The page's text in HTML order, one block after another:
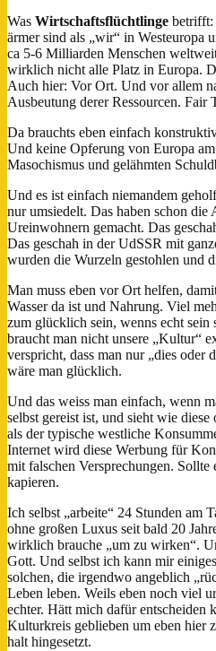
Was Wirtschaftsflüchtlinge
ärmer sind als „wir“ in Westeuropa
ca 5-6 Milliarden Menschen
wirklich nicht alle Platz in Europa.
Auch hier: Vor Ort. Und vor allem
Ausbeutung derer Ressourcen. Fair
Da brauchts eben einfach
Und keine Opferung von Europa
Masochismus und gelähmten
Und es ist einfach niemandem
nur umsiedelt. Das haben schon
Ureinwohnern gemacht. Das
Das geschah in der UdSSR mit
wurden die Wurzeln gestohlen und
Man muss eben vor Ort helfen,
Wasser da ist und Nahrung. Viel
zum glücklich sein, wenns echt
braucht man nicht unsere „Kultur“
verspricht, dass man nur „dies oder
wäre man glücklich.
Und das weiss man einfach, wenn
selbst gereist ist, und sieht wie
als der typische westliche
Internet wird diese Werbung für
mit falschen Versprechungen.
kapieren.
Ich selbst „arbeite“ 24 Stunden am
ohne großen Luxus seit bald 20
wirklich brauche „um zu wirken“.
Gott. Und selbst ich kann mir
solchen, die irgendwo angeblich
Leben leben. Weils eben noch viel
echter. Hätt mich dafür entscheiden
Kulturkreis geblieben um eben hier
halt hingesetzt.